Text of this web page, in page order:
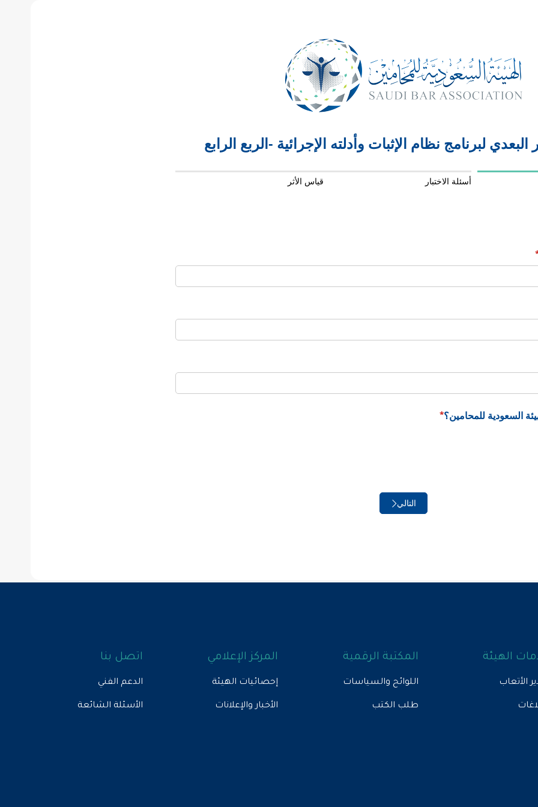
أسئلة الاختبار قياس الأثر
السعودية للمحامين؟*
(required)
التالي
الهيئة
الأتعاب
المكتبة الرقمية
اللوائح والسياسات
طلب الكتب
المركز الإعلامي
إحصائيات الهيئة
الأخبار والإعلانات
اتصل بنا
الدعم الفني
الأسئلة الشائعة